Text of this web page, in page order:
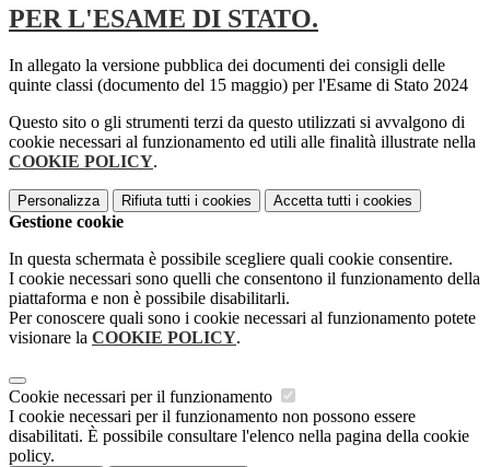
PER L'ESAME DI STATO.
In allegato la versione pubblica dei documenti dei consigli delle
quinte classi (documento del 15 maggio) per l'Esame di Stato 2024
Questo sito o gli strumenti terzi da questo utilizzati si avvalgono di
cookie necessari al funzionamento ed utili alle finalità illustrate nella
COOKIE POLICY.
Personalizza Rifiuta tutti i cookies Accetta tutti i cookies
Gestione cookie
In questa schermata è possibile scegliere quali cookie consentire.
I cookie necessari sono quelli che consentono il funzionamento della
piattaforma e non è possibile disabilitarli.
Per conoscere quali sono i cookie necessari al funzionamento potete
visionare la COOKIE POLICY.
Cookie necessari per il funzionamento
I cookie necessari per il funzionamento non possono essere
disabilitati. È possibile consultare l'elenco nella pagina della cookie
policy.